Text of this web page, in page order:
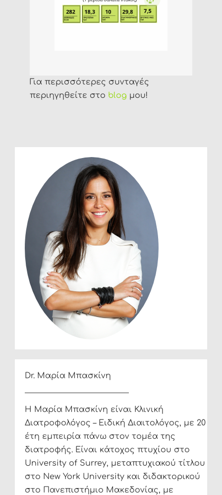
Για περισσότερες συνταγές
περιηγηθείτε στο blog μου!
Dr. Μαρία Μπασκίνη
Η Μαρία Μπασκίνη είναι Κλινική
Διατροφολόγος – Ειδική Διαιτολόγος, με 20
έτη εμπειρία πάνω στον τομέα της
διατροφής. Είναι κάτοχος πτυχίου στο
University of Surrey, μεταπτυχιακού τίτλου
στο New York University και διδακτορικού
στο Πανεπιστήμιο Μακεδονίας, με